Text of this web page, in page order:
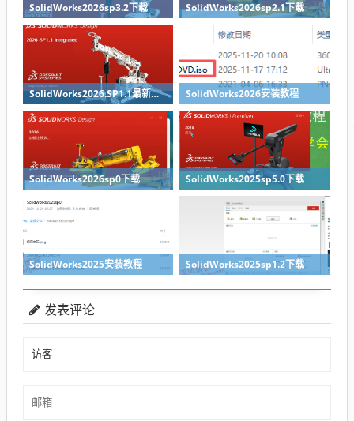
SolidWorks2026sp3.2下载 SolidWorks2026sp2.1下载
SolidWorks2026.SP1.1最新版免费下载 SolidWorks2026安装教程
SolidWorks2026sp0下载 SolidWorks2025sp5.0下载
SolidWorks2025安装教程 SolidWorks2025sp1.2下载
发表评论